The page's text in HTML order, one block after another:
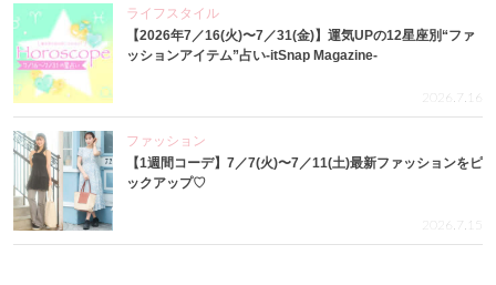
ライフスタイル
【2026年7／16(火)〜7／31(金)】運気UPの12星座別“ファ
ッションアイテム”占い-itSnap Magazine-
2026.7.16
ファッション
【1週間コーデ】7／7(火)〜7／11(土)最新ファッションをピ
ックアップ♡
2026.7.15